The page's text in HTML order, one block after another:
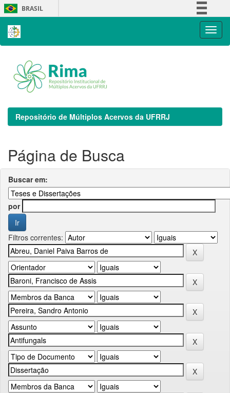
Skip
navigation
BRASIL
Repositório de Múltiplos Acervos da UFRRJ
Página de Busca
Buscar em:
por
Filtros correntes: